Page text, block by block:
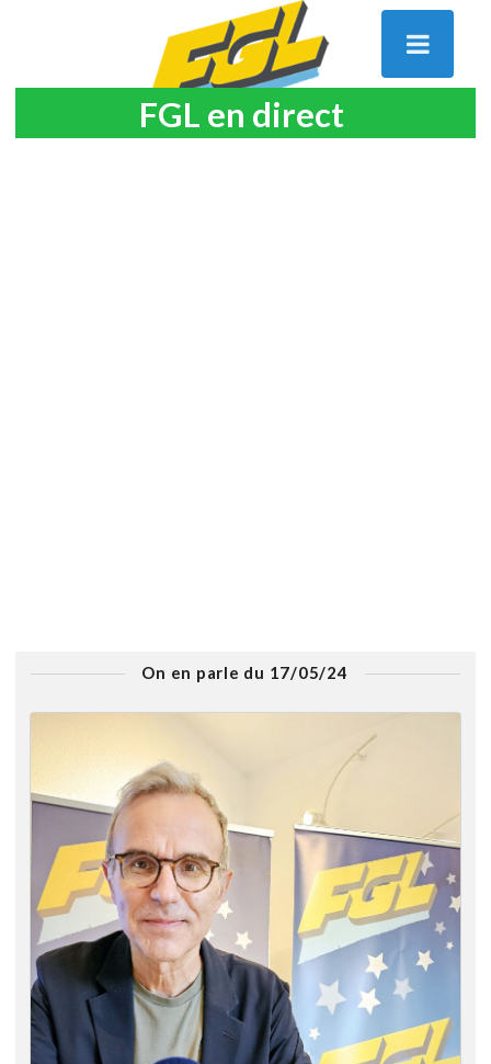
FGL en direct
On en parle du 17/05/24